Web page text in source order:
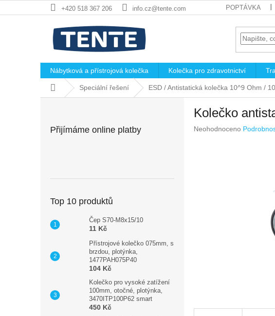
na
+420 518 367 206 info.cz@tente.com POPTÁVKA
Nábytková a přístrojová kolečka Kolečka pro zdravotnictví
Domů Speciální řešení ESD / Antistatická kolečka 10^9 Ohm /
Přijímáme online platby
Top 10 produktů
Čep S70-M8x15/10
11 Kč
Přístrojové kolečko 075mm, s
brzdou, plotýnka,
1477PAH075P40
104 Kč
Kolečko pro vysoké zatížení
100mm, otočné, plotýnka,
3470ITP100P62 smart
450 Kč
Kolečko
Průměrné
Neohodnoceno